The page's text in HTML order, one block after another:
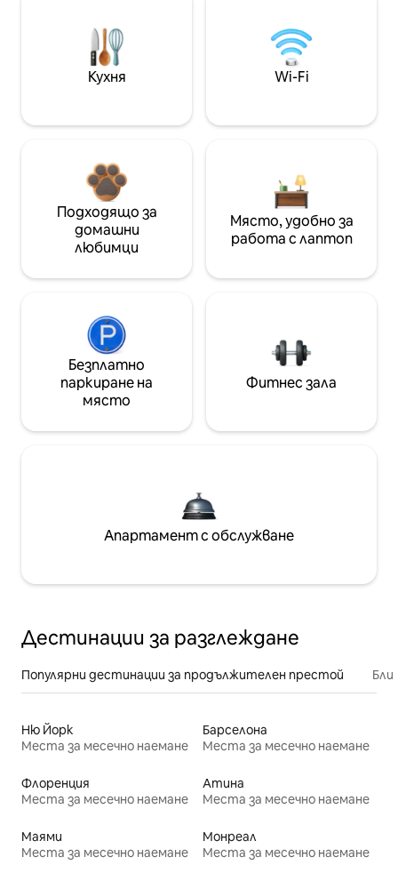
Кухня Wi-Fi
Подходящо за
домашни
любимци
Място, удобно за
работа с лаптоп
Безплатно
паркиране на
място
Фитнес зала
Апартамент с обслужване
Дестинации за разглеждане
Популярни дестинации за продължителен престой
Ню Йорк
Места за месечно наемане
Барселона
Места за месечно наемане
Флоренция
Места за месечно наемане
Атина
Места за месечно наемане
Маями
Места за месечно наемане
Монреал
Места за месечно наемане